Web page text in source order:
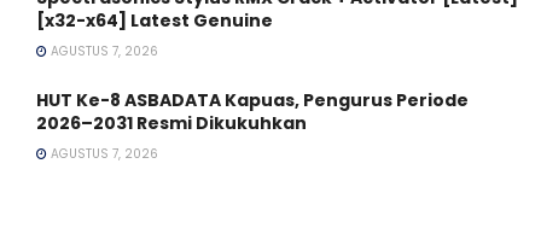
[x32-x64] Latest Genuine
AGUSTUS 7, 2026
HUT Ke-8 ASBADATA Kapuas, Pengurus Periode
2026–2031 Resmi Dikukuhkan
AGUSTUS 7, 2026